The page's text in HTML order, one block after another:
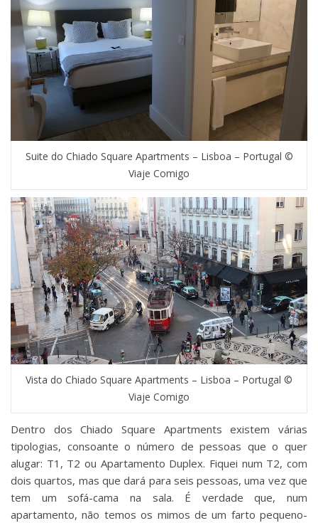
Suite do Chiado Square Apartments – Lisboa – Portugal ©
Viaje Comigo
Vista do Chiado Square Apartments – Lisboa – Portugal ©
Viaje Comigo
Dentro dos Chiado Square Apartments existem várias
tipologias, consoante o número de pessoas que o quer
alugar: T1, T2 ou Apartamento Duplex. Fiquei num T2, com
dois quartos, mas que dará para seis pessoas, uma vez que
tem um sofá-cama na sala. É verdade que, num
apartamento, não temos os mimos de um farto pequeno-